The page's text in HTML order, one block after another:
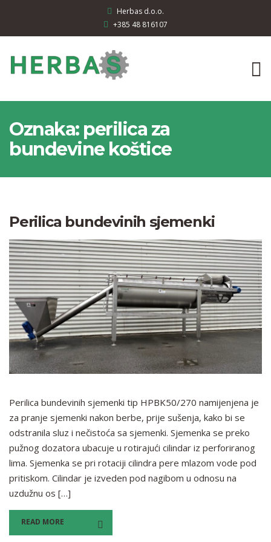
Herbas d.o.o.
+385 48 816107
Oznaka: perilica za
bundevine koštice
Perilica bundevinih sjemenki
Perilica bundevinih sjemenki tip HPBK50/270 namijenjena je
za pranje sjemenki nakon berbe, prije sušenja, kako bi se
odstranila sluz i nečistoća sa sjemenki. Sjemenka se preko
pužnog dozatora ubacuje u rotirajući cilindar iz perforiranog
lima. Sjemenka se pri rotaciji cilindra pere mlazom vode pod
pritiskom. Cilindar je izveden pod nagibom u odnosu na
uzdužnu os […]
READ MORE